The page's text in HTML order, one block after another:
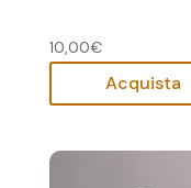
10,00€
Acquista